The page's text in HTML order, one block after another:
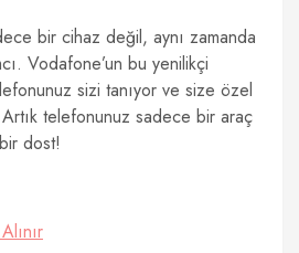
bir cihaz değil, aynı zamanda
Vodafone’un bu yenilikçi
sizi tanıyor ve size özel
telefonunuz sadece bir araç
dost!